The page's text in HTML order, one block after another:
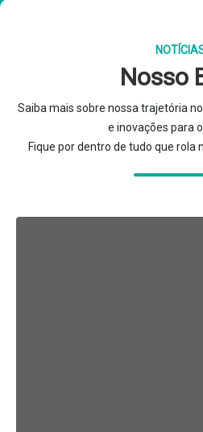
Nosso
Saiba mais sobre nossa trajetória
e inovações para
Fique por dentro de tudo que rola